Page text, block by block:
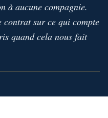
à aucune compagnie.
sur ce qui compte
quand cela nous fait